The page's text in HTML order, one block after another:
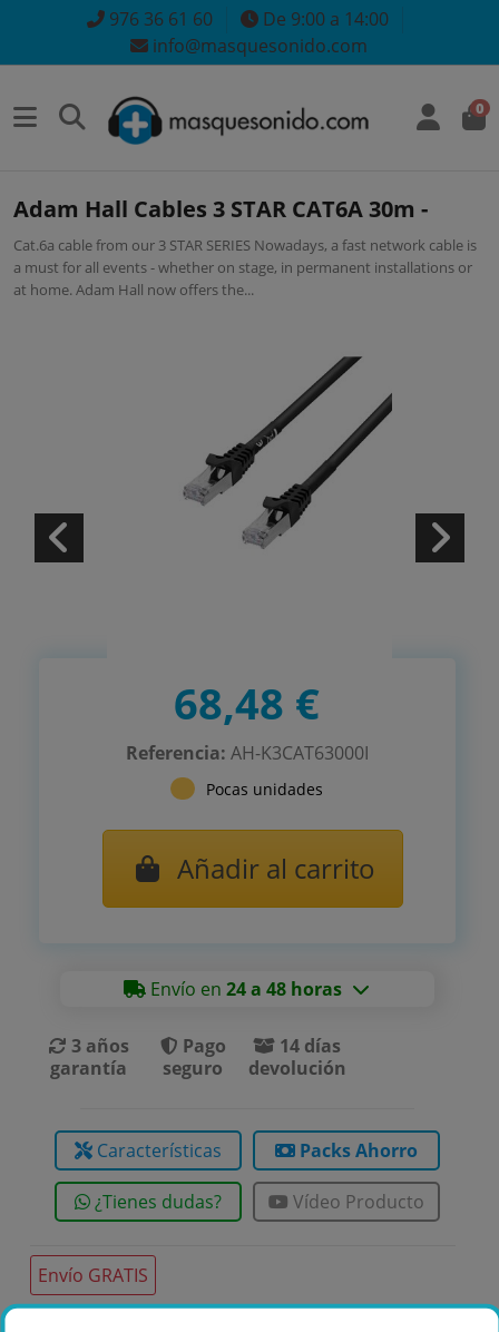
976 36 61 60
De 9:00 a 14:00
info@masquesonido.com
0
Adam Hall Cables 3 STAR CAT6A 30m -
Cat.6a cable from our 3 STAR SERIES Nowadays, a fast network cable is
a must for all events - whether on stage, in permanent installations or
at home. Adam Hall now offers the...
Envío GRATIS
68,48 €
Referencia: AH-K3CAT63000I
Pocas unidades
Añadir al carrito
Envío en24 a 48 horas
3 años
garantía
Pago
seguro
14 días
devolución
Características Packs Ahorro
¿Tienes dudas? Vídeo Producto